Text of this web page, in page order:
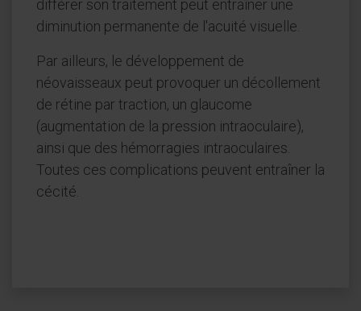
différer son traitement peut entraîner une
diminution permanente de l'acuité visuelle.
Par ailleurs, le développement de
néovaisseaux peut provoquer un décollement
de rétine par traction, un glaucome
(augmentation de la pression intraoculaire),
ainsi que des hémorragies intraoculaires.
Toutes ces complications peuvent entraîner la
cécité.